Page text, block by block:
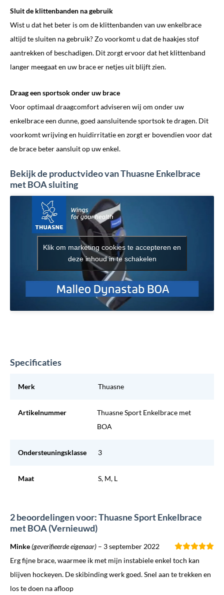
Sluit de klittenbanden na gebruik
Wist u dat het beter is om de klittenbanden van uw enkelbrace
altijd te sluiten na gebruik? Zo voorkomt u dat de haakjes stof
aantrekken of beschadigen. Dit zorgt ervoor dat het klittenband
langer meegaat en uw brace er netjes uit blijft zien.
Draag een sportsok onder uw brace
Voor optimaal draagcomfort adviseren wij om onder uw
enkelbrace een dunne, goed aansluitende sportsok te dragen. Dit
voorkomt wrijving en huidirritatie en zorgt er bovendien voor dat
de brace beter aansluit op uw enkel.
Bekijk de productvideo van Thuasne Enkelbrace
met BOA sluiting
Klik om marketing cookies te accepteren en
deze inhoud in te schakelen
Specificaties
Merk Thuasne
Artikelnummer
Thuasne Sport Enkelbrace met
BOA
Ondersteuningsklasse 3
Maat S, M, L
2 beoordelingen voor: Thuasne Sport Enkelbrace
met BOA (Vernieuwd)
Minke(geverifieerde eigenaar) – 3 september 2022
Erg fijne brace, waarmee ik met mijn instabiele enkel toch kan
blijven hockeyen. De skibinding werk goed. Snel aan te trekken en
los te doen na afloop